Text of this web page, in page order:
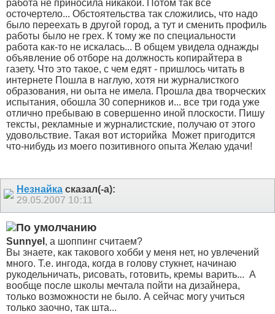
работа не приносила никакой. Потом так все
осточертело... Обстоятельства так сложились, что надо
было переехать в другой город, а тут и сменить профиль
работы было не грех. К тому же по специальности
работа как-то не искалась... В общем увидела однажды
объявление об отборе на должность копирайтера в
газету. Что это такое, с чем едят - пришлось читать в
интернете Пошла в наглую, хотя ни журналисткого
образования, ни оыта не имела. Прошла два творческих
испытания, обошла 30 соперников и... все три года уже
отлично пребываю в совершенно иной плоскости. Пишу
тексты, рекламные и журналистские, получаю от этого
удовольствие. Такая вот историйка
Может пригодится
что-нибудь из моего позитивного опыта Желаю удачи!
Незнайка сказал(-а):
29.05.2007 10:11
Sunnyel , а шоппинг считаем?
Вы знаете, как такового хобби у меня нет, но увлечений
много. Т.е. ингода, когда в голову стукнет, начинаю
рукодельничать, рисовать, готовить, кремы варить... А
вообще после школы мечтала пойти на дизайнера,
только возможности не было. А сейчас могу учиться
только заочно, так шта...